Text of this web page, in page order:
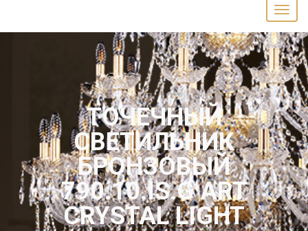
ТОЧЕЧНЫЙ
СВЕТИЛЬНИК
БРОНЗОВЫЙ
790.10.IS.G ART
CRYSTAL LIGHT